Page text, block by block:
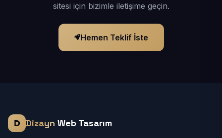
sitesi için bizimle iletişime geçin.
Hemen Teklif İste
Dizayn Web Tasarım